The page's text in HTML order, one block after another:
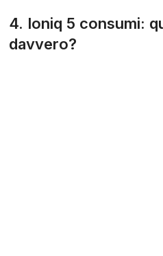
4. Ioniq 5 consumi:
davvero?